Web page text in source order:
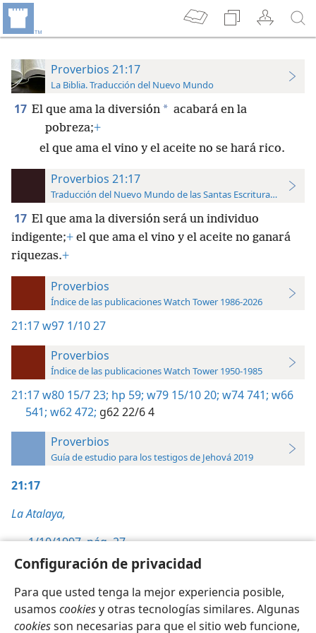
Configuración de privacidad
Para que usted tenga la mejor experiencia posible,
usamos cookiesy otras tecnologías similares. Algunas
cookiesson necesarias para que el sitio web funcione,
Proverbios 21:17
La Biblia. Traducción del Nuevo Mundo
17 El que ama la diversión * acabará en la
pobreza;+
el que ama el vino y el aceite no se hará rico.
Proverbios 21:17
Traducción del Nuevo Mundo de las Santas Escrituras (con
17 El que ama la diversión será un individuo
indigente;+ el que ama el vino y el aceite no ganará
riquezas.+
Proverbios
Índice de las publicaciones Watch Tower 1986-2026
21:17w97 1/10 27
Proverbios
Índice de las publicaciones Watch Tower 1950-1985
21:17w80 15/7 23; hp 59; w79 15/10 20; w74 741; w66
541; w62 472; g62 22/6 4
Proverbios
Guía de estudio para los testigos de Jehová 2019
21:17
La Atalaya,
1/10/1997, pág. 27
Español Configuración